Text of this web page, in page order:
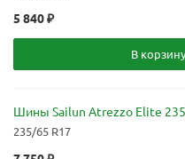
5 840₽
В корзину
Шины Sailun Atrezzo Elite
235/65 R17